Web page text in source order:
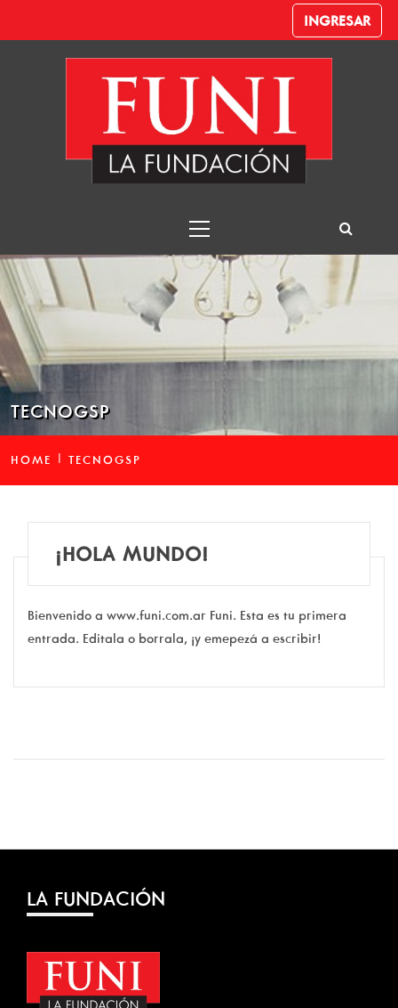
INGRESAR
Diseño y
Desarrollo de
Videojuegos
TECNOGSP
HOME TECNOGSP
¡HOLA MUNDO!
Bienvenido a www.funi.com.ar Funi. Esta es tu primera
entrada. Editala o borrala, ¡y emepezá a escribir!
LA FUNDACIÓN